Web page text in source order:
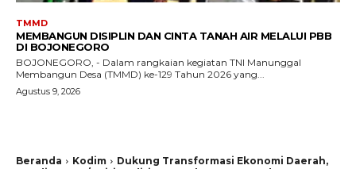
TMMD
MEMBANGUN DISIPLIN DAN CINTA TANAH AIR MELALUI PBB
DI BOJONEGORO
BOJONEGORO, - Dalam rangkaian kegiatan TNI Manunggal
Membangun Desa (TMMD) ke-129 Tahun 2026 yang...
Agustus 9, 2026